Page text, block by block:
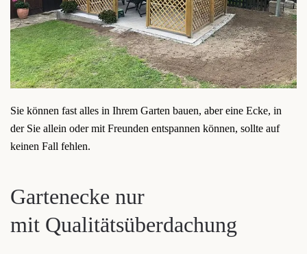
Sie können fast alles in Ihrem Garten bauen, aber eine Ecke, in
der Sie allein oder mit Freunden entspannen können, sollte auf
keinen Fall fehlen.
Gartenecke nur
mit Qualitätsüberdachung